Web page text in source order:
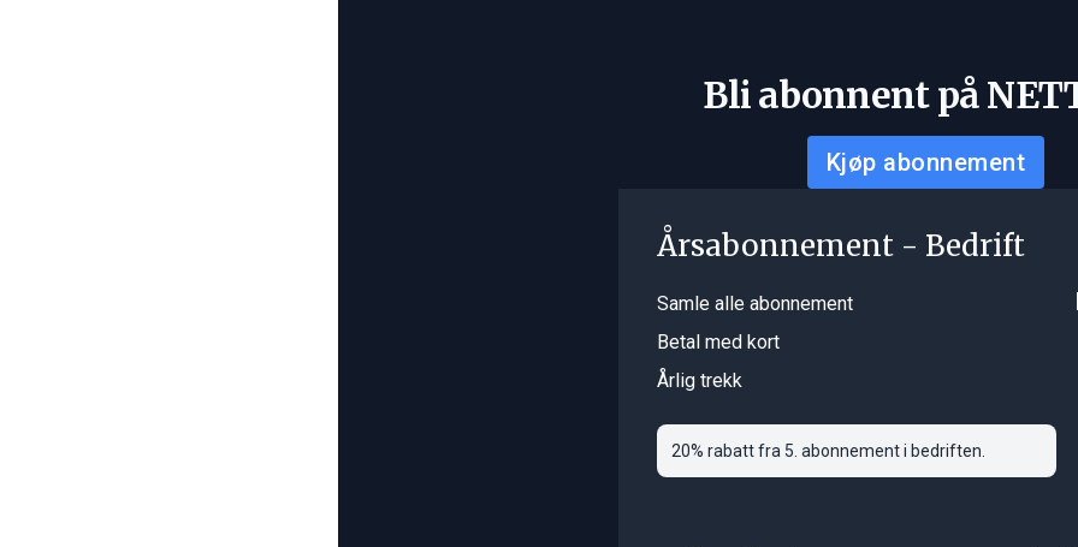
Bli abonnent på
Kjøp abonnement
Årsabonnement - Bedrift
Samle alle abonnement
Betal med kort
Årlig trekk
20% rabatt fra 5. abonnement i bedriften.